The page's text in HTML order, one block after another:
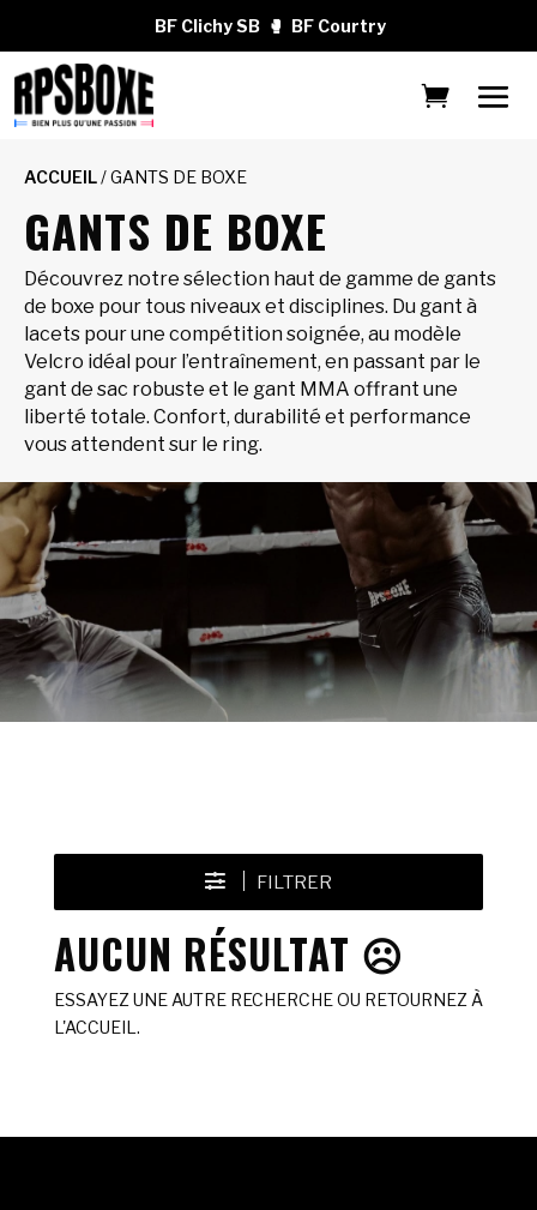
BF Clichy SB 🥊 BF Courtry
ACCUEIL/ GANTS DE BOXE
GANTS DE BOXE
Découvrez notre sélection haut de gamme de gants
de boxe pour tous niveaux et disciplines. Du gant à
lacets pour une compétition soignée, au modèle
Velcro idéal pour l’entraînement, en passant par le
gant de sac robuste et le gant MMA offrant une
liberté totale. Confort, durabilité et performance
vous attendent sur le ring.
FILTRER
AUCUN RÉSULTAT ☹️
ESSAYEZ UNE AUTRE RECHERCHE OU RETOURNEZ À
L'ACCUEIL.